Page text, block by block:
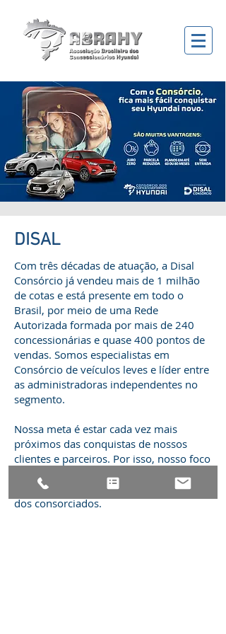
DISAL
Com três décadas de atuação, a Disal
Consórcio já vendeu mais de 1 milhão
de cotas e está presente em todo o
Brasil, por meio de uma Rede
Autorizada formada por mais de 240
concessionárias e quase 400 pontos de
vendas. Somos especialistas em
Consórcio de veículos leves e líder entre
as administradoras independentes no
segmento.
Nossa meta é estar cada vez mais
próximos das conquistas de nossos
clientes e parceiros. Por isso, nosso foco
é oferecer sempre o melhor em
Consórcio de veículos para a satisfação
dos consorciados.